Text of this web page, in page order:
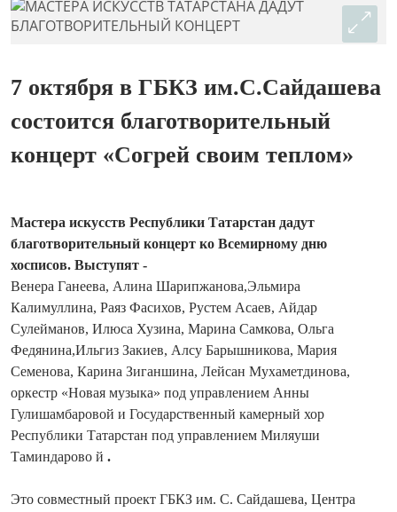
7 октября в ГБКЗ им.С.Сайдашева
состоится благотворительный
концерт «Согрей своим теплом»
Мастера искусств Республики Татарстан дадут
благотворительный концерт ко Всемирному дню
хосписов. Выступят -
Венера Ганеева, Алина Шарипжанова,Эльмира
Калимуллина, Раяз Фасихов, Рустем Асаев, Айдар
Сулейманов, Илюса Хузина, Марина Самкова, Ольга
Федянина,Ильгиз Закиев, Алсу Барышникова, Мария
Семенова, Карина Зиганшина, Лейсан Мухаметдинова,
оркестр «Новая музыка» под управлением Анны
Гулишамбаровой и Государственный камерный хор
Республики Татарстан под управлением Миляуши
Таминдарово й .
Это совместный проект ГБКЗ им. С. Сайдашева, Центра